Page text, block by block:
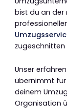
bist du an der
zugeschnitten
Unser
übernimmt
deinem
Organisation